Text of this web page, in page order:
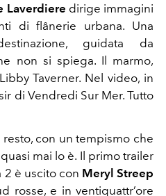
Laverdiere dirige immagini
di flânerie urbana. Una
guidata da
non si spiega. Il marmo,
Taverner. Nel video, in
di Vendredi Sur Mer. Tutto
con un tempismo che
mai lo è. Il primo trailer
2 è uscito con Meryl Streep
rosse, e in ventiquattr’ore